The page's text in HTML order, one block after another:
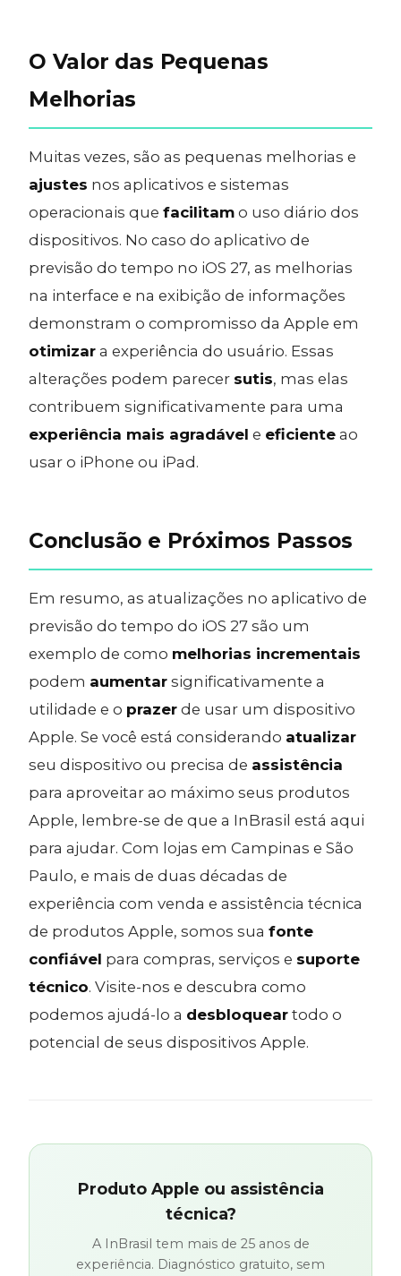
O Valor das Pequenas
Melhorias
Muitas vezes, são as pequenas melhorias e
ajustes nos aplicativos e sistemas
operacionais que facilitam o uso diário dos
dispositivos. No caso do aplicativo de
previsão do tempo no iOS 27, as melhorias
na interface e na exibição de informações
demonstram o compromisso da Apple em
otimizar a experiência do usuário. Essas
alterações podem parecer sutis, mas elas
contribuem significativamente para uma
experiência mais agradável e eficiente ao
usar o iPhone ou iPad.
Conclusão e Próximos Passos
Em resumo, as atualizações no aplicativo de
previsão do tempo do iOS 27 são um
exemplo de como melhorias incrementais
podem aumentar significativamente a
utilidade e o prazer de usar um dispositivo
Apple. Se você está considerando atualizar
seu dispositivo ou precisa de assistência
para aproveitar ao máximo seus produtos
Apple, lembre-se de que a InBrasil está aqui
para ajudar. Com lojas em Campinas e São
Paulo, e mais de duas décadas de
experiência com venda e assistência técnica
de produtos Apple, somos sua fonte
confiável para compras, serviços e suporte
técnico. Visite-nos e descubra como
podemos ajudá-lo a desbloquear todo o
potencial de seus dispositivos Apple.
Produto Apple ou assistência
técnica?
A InBrasil tem mais de 25 anos de
experiência. Diagnóstico gratuito, sem